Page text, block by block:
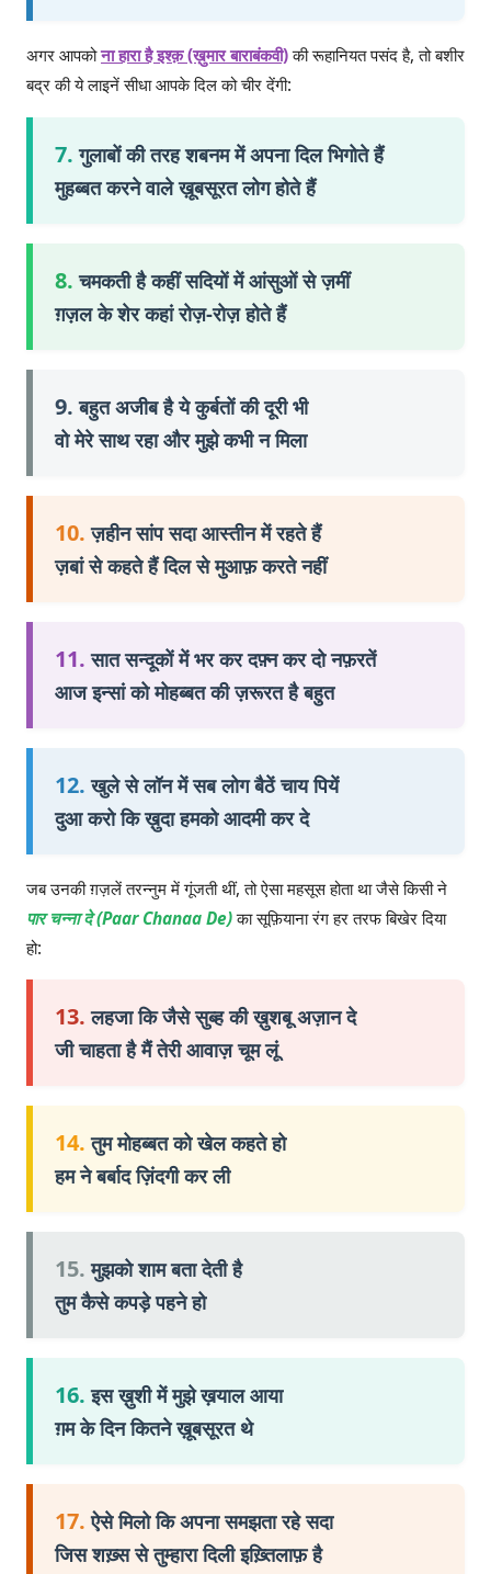
अगर आपकोना हारा है इश्क़ (ख़ुमार बाराबंकवी)की रूहानियत पसंद है, तो बशीर
बद्र की ये लाइनें सीधा आपके दिल को चीर देंगी:
7. गुलाबों की तरह शबनम में अपना दिल भिगोते हैं
मुहब्बत करने वाले ख़ूबसूरत लोग होते हैं
8. चमकती है कहीं सदियों में आंसुओं से ज़मीं
ग़ज़ल के शेर कहां रोज़-रोज़ होते हैं
9. बहुत अजीब है ये कुर्बतों की दूरी भी
वो मेरे साथ रहा और मुझे कभी न मिला
10. ज़हीन सांप सदा आस्तीन में रहते हैं
ज़बां से कहते हैं दिल से मुआफ़ करते नहीं
11. सात सन्दूकों में भर कर दफ़्न कर दो नफ़रतें
आज इन्सां को मोहब्बत की ज़रूरत है बहुत
12. खुले से लॉन में सब लोग बैठें चाय पियें
दुआ करो कि ख़ुदा हमको आदमी कर दे
जब उनकी ग़ज़लें तरन्नुम में गूंजती थीं, तो ऐसा महसूस होता था जैसे किसी ने
पार चन्ना दे (Paar Chanaa De)का सूफ़ियाना रंग हर तरफ बिखेर दिया
हो:
13. लहजा कि जैसे सुब्ह की ख़ुशबू अज़ान दे
जी चाहता है मैं तेरी आवाज़ चूम लूं
14. तुम मोहब्बत को खेल कहते हो
हम ने बर्बाद ज़िंदगी कर ली
15. मुझको शाम बता देती है
तुम कैसे कपड़े पहने हो
16. इस ख़ुशी में मुझे ख़याल आया
ग़म के दिन कितने ख़ूबसूरत थे
17. ऐसे मिलो कि अपना समझता रहे सदा
जिस शख़्स से तुम्हारा दिली इख़्तिलाफ़ है